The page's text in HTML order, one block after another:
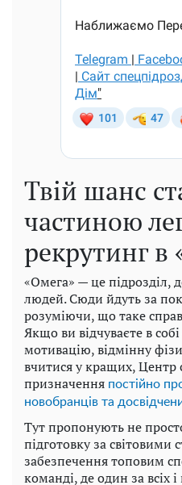
Твій шанс
частиною
рекрутинг в
«Омега» — це підрозділ,
людей. Сюди йдуть за
розуміючи, що таке
Якщо ви відчуваєте в
мотивацію, відмінну
вчитися у кращих, Центр
призначення постійно
новобранців та
Тут пропонують не
підготовку за світовими
забезпечення топовим
команді, де один за всіх